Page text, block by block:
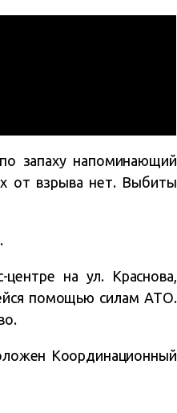
запаху напоминающий
от взрыва нет. Выбиты
на ул. Краснова,
помощью силам АТО.
Координационный